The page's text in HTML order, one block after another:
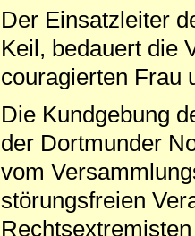
Der Einsatzleiter
Keil, bedauert die
couragierten Frau
Die Kundgebung
der Dortmunder
vom
störungsfreien